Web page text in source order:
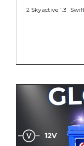
2 Skyactive 1.3